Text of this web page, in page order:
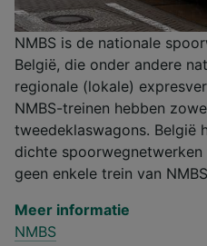
NMBS is de nationale
België, die onder andere
regionale (lokale)
NMBS-treinen hebben
tweedeklaswagons. België
dichte
geen enkele trein van
Meer informatie
NMBS